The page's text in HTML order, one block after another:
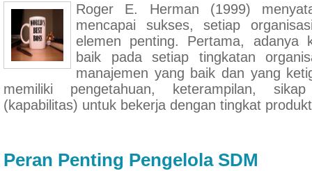
Roger E. Herman (1999)
mencapai sukses, setiap
elemen penting. Pertama, adanya
baik pada setiap tingkatan
manajemen yang baik dan yang
memiliki pengetahuan, keterampilan,
(kapabilitas) untuk bekerja dengan tingkat
Peran Penting Pengelola SDM